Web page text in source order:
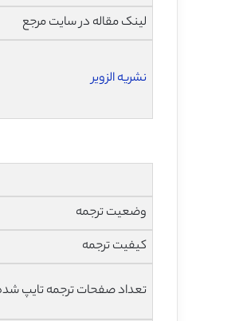
لینک مقاله در سایت مرجع
نشریه الزویر
وضعیت ترجمه
کیفیت ترجمه
تعداد صفحات ترجمه تایپ